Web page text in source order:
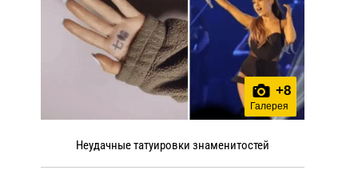
+8
Галерея
Неудачные татуировки знаменитостей